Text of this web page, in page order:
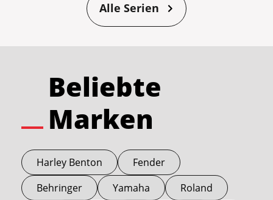
Alle Serien
Beliebte
Marken
Harley Benton
Fender
Behringer
Yamaha
Roland